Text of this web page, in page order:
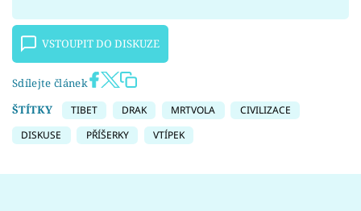
VSTOUPIT DO DISKUZE
Sdílejte článek
ŠTÍTKY
TIBET DRAK MRTVOLA
CIVILIZACE
DISKUSE
PŘÍŠERKY VTÍPEK